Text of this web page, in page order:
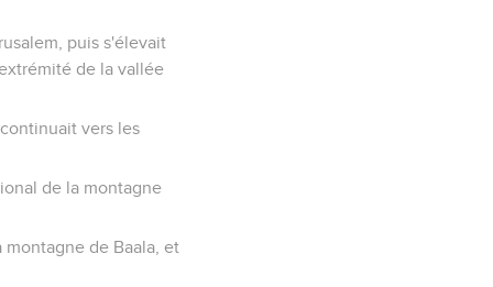
puis s'élevait
de la vallée
vers les
de la montagne
de Baala, et